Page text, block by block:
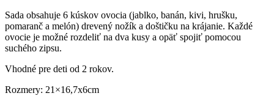
Sada obsahuje 6 kúskov ovocia (jablko, banán, kivi, hrušku,
pomaranč a melón) drevený nožík a doštičku na krájanie. Každé
ovocie je možné rozdeliť na dva kusy a opäť spojiť pomocou
suchého zipsu.
Vhodné pre deti od 2 rokov.
Rozmery: 21×16,7x6cm